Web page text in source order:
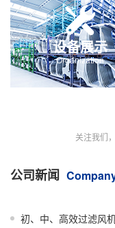
设备展示
Organization
关注我们
公司新闻
初、中、高效过滤风